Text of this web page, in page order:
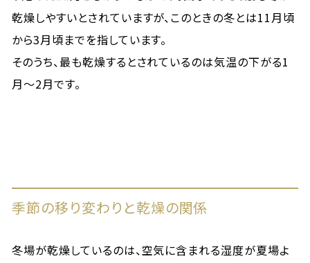
乾燥しやすいとされていますが、このときの冬とは11月頃
から3月頃までを指しています。
そのうち、最も乾燥するとされているのは気温の下がる1
月〜2月です。
季節の移り変わりと乾燥の関係
冬場が乾燥しているのは、空気に含まれる湿度が夏場よ